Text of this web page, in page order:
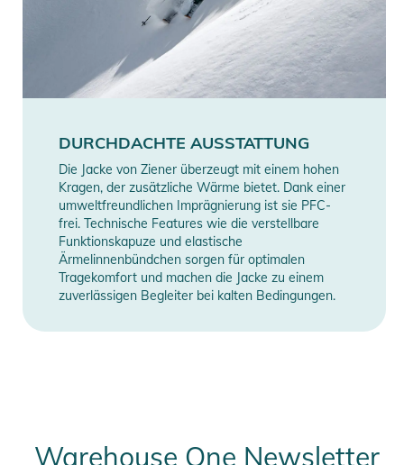
DURCHDACHTE AUSSTATTUNG
Die Jacke von Ziener überzeugt mit einem hohen
Kragen, der zusätzliche Wärme bietet. Dank einer
umweltfreundlichen Imprägnierung ist sie PFC-
frei. Technische Features wie die verstellbare
Funktionskapuze und elastische
Ärmelinnenbündchen sorgen für optimalen
Tragekomfort und machen die Jacke zu einem
zuverlässigen Begleiter bei kalten Bedingungen.
Warehouse One Newsletter